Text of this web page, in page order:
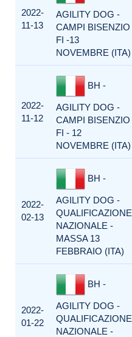
2022-
11-13
AGILITY DOG -
CAMPI BISENZIO
FI -13
NOVEMBRE (ITA)
2022-
11-12
BH -
AGILITY DOG -
CAMPI BISENZIO
FI - 12
NOVEMBRE (ITA)
2022-
02-13
BH -
AGILITY DOG -
QUALIFICAZIONE
NAZIONALE -
MASSA 13
FEBBRAIO (ITA)
2022-
01-22
BH -
AGILITY DOG -
QUALIFICAZIONE
NAZIONALE -